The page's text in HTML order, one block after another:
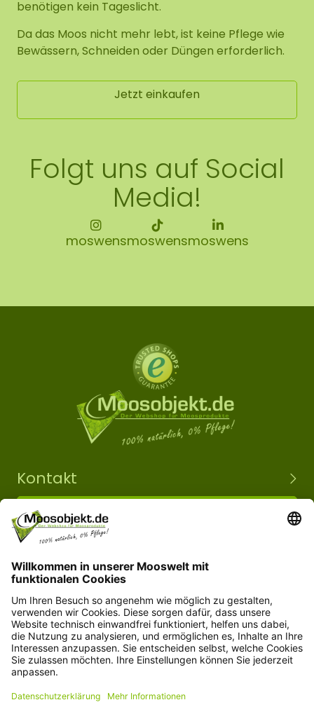
benötigen kein Tageslicht.
Da das Moos nicht mehr lebt, ist keine Pflege wie
Bewässern, Schneiden oder Düngen erforderlich.
Jetzt einkaufen
Folgt uns auf Social
Media!
moswensmoswensmoswens
Kontakt
info@moosobjekt.de
Versand in ganz Deutschland und Österreich.
Kundenservice
Informationen